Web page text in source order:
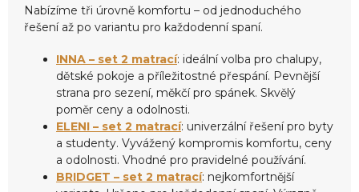
Nabízíme tři úrovně komfortu – od jednoduchého
řešení až po variantu pro každodenní spaní.
INNA – set 2 matrací: ideální volba pro chalupy,
dětské pokoje a příležitostné přespání. Pevnější
strana pro sezení, měkčí pro spánek. Skvělý
poměr ceny a odolnosti.
ELENI – set 2 matrací: univerzální řešení pro byty
a studenty. Vyvážený kompromis komfortu, ceny
a odolnosti. Vhodné pro pravidelné používání.
BRIDGET – set 2 matrací: nejkomfortnější